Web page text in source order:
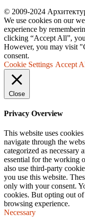
© 2009-2024
We use cookies on our
experience by
clicking “Accept All”,
However, you may visit
consent.
Cookie Settings Accept
Close
Privacy Overview
This website uses
navigate through the
categorized as necessary
essential for the working
also use third-party
you use this website.
only with your consent.
cookies. But opting out
browsing experience.
Necessary